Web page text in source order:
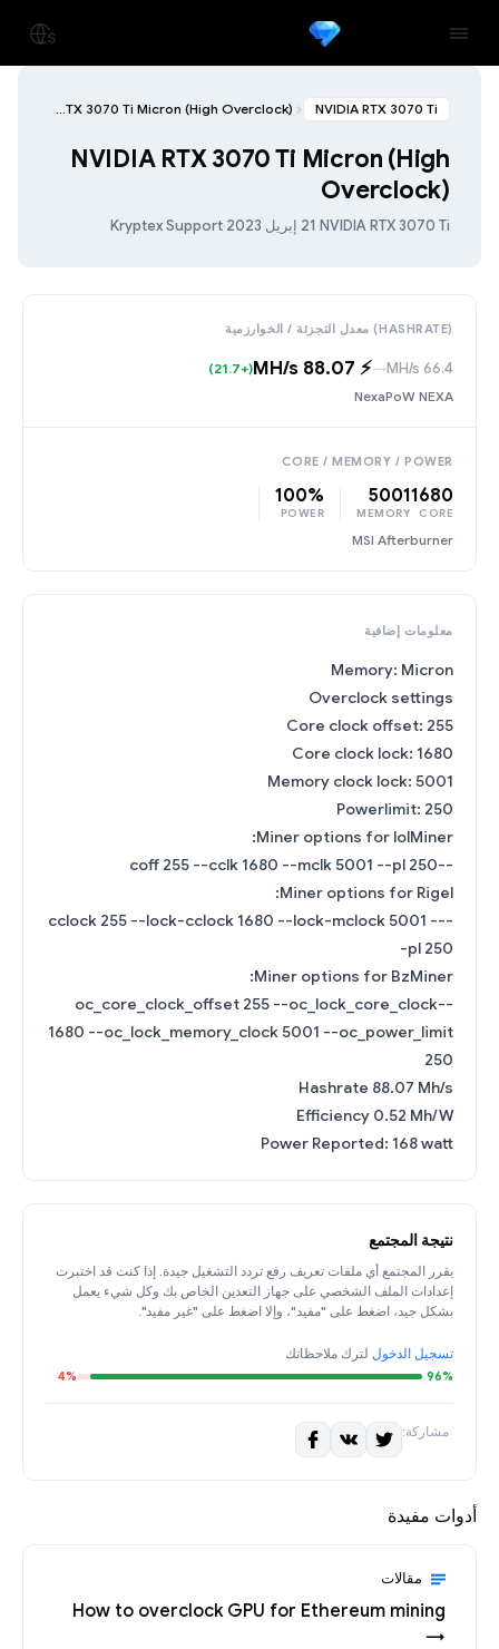
NVIDIA RTX 3070 Ti
NVIDIA RTX 3070 Ti Micron (High Overclock)
NVIDIA RTX 3070 Ti Micron (High
Overclock)
NVIDIA RTX 3070 Ti
·21 إبريل 2023 ·
Kryptex Support
(HASHRATE) معدل التجزئة / الخوارزمية
66.4 MH/s
→
⚡️ 88.07 MH/s
(+21.7)
NexaPoW NEXA
CORE / MEMORY / POWER
1680
CORE
5001
MEMORY
100%
POWER
MSI Afterburner
معلومات إضافية
Memory: Micron
Overclock settings
Core clock offset: 255
Core clock lock: 1680
Memory clock lock: 5001
Powerlimit: 250
Miner options for lolMiner:
--coff 255 --cclk 1680 --mclk 5001 --pl 250
Miner options for Rigel:
--cclock 255 --lock-cclock 1680 --lock-mclock 5001 -
-pl 250
Miner options for BzMiner:
--oc_core_clock_offset 255 --oc_lock_core_clock
1680 --oc_lock_memory_clock 5001 --oc_power_limit
250
Hashrate 88.07 Mh/s
Efficiency 0.52 Mh/W
Power Reported: 168 watt
نتيجة المجتمع
يقرر المجتمع أي ملفات تعريف رفع تردد التشغيل جيدة. إذا كنت قد اختبرت
إعدادات الملف الشخصي على جهاز التعدين الخاص بك وكل شيء يعمل
بشكل جيد، اضغط على "مفيد"، وإلا اضغط على "غير مفيد".
تسجيل الدخول لترك ملاحظاتك
96%
4%
مشاركة:
أدوات مفيدة
مقالات
How to overclock GPU for Ethereum mining
→